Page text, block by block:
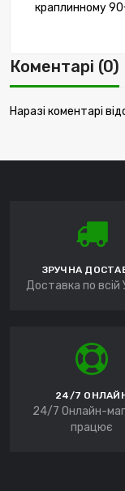
краплинному
Коментарі (0)
Наразі коментарі
ЗРУЧНА
Доставка по всій
24/7
24/7 Онлайн-
працює